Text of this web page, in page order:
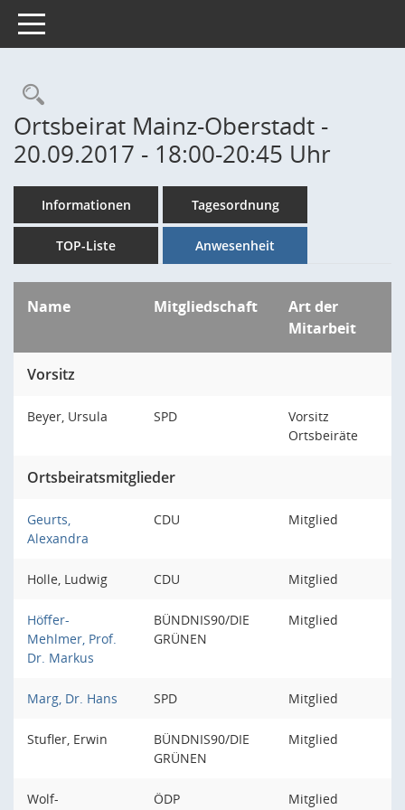
Toggle navigation
Rechercheauswahl
Ortsbeirat Mainz-Oberstadt -
20.09.2017 - 18:00-20:45 Uhr
Informationen Tagesordnung
TOP-Liste Anwesenheit
Name Mitgliedschaft
Art der
Mitarbeit
Vorsitz
Beyer, Ursula SPD
Vorsitz
Ortsbeiräte
Ortsbeiratsmitglieder
Geurts,
Alexandra
CDU Mitglied
Holle, Ludwig CDU Mitglied
Höffer-
Mehlmer, Prof.
Dr. Markus
BÜNDNIS90/DIE
GRÜNEN
Mitglied
Marg, Dr. Hans SPD Mitglied
Stufler, Erwin
BÜNDNIS90/DIE
GRÜNEN
Mitglied
Wolf-
ÖDP Mitglied